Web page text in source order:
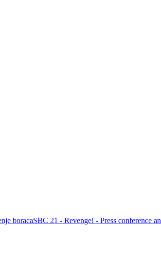
boracaSBC 21 - Revenge! - Press conference